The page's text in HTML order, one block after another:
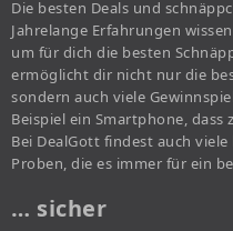
Die besten Deals und
Jahrelange Erfahrungen
um für dich die besten
ermöglicht dir nicht nur die
sondern auch viele
Beispiel ein Smartphone, dass
Bei DealGott findest auch
Proben, die es immer für ein
… sicher